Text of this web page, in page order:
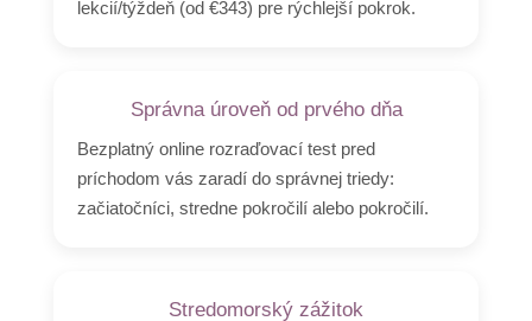
lekcií/týždeň (od €343) pre rýchlejší pokrok.
Správna úroveň od prvého dňa
Bezplatný online rozraďovací test pred
príchodom vás zaradí do správnej triedy:
začiatočníci, stredne pokročilí alebo pokročilí.
Stredomorský zážitok